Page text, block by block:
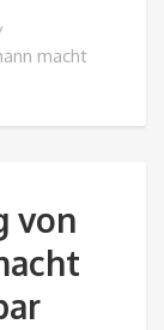
macht
von